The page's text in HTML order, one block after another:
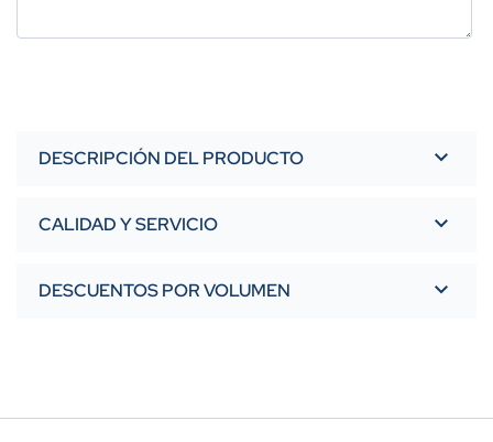
DESCRIPCIÓN DEL PRODUCTO
CALIDAD Y SERVICIO
DESCUENTOS POR VOLUMEN